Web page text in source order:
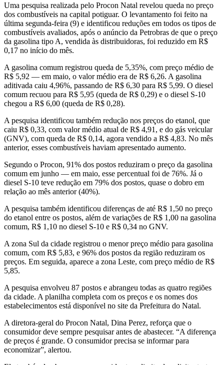
Uma pesquisa realizada pelo Procon Natal revelou queda no preço
dos combustíveis na capital potiguar. O levantamento foi feito na
última segunda-feira (9) e identificou reduções em todos os tipos de
combustíveis avaliados, após o anúncio da Petrobras de que o preço
da gasolina tipo A, vendida às distribuidoras, foi reduzido em R$
0,17 no início do mês.
A gasolina comum registrou queda de 5,35%, com preço médio de
R$ 5,92 — em maio, o valor médio era de R$ 6,26. A gasolina
aditivada caiu 4,96%, passando de R$ 6,30 para R$ 5,99. O diesel
comum recuou para R$ 5,95 (queda de R$ 0,29) e o diesel S-10
chegou a R$ 6,00 (queda de R$ 0,28).
A pesquisa identificou também redução nos preços do etanol, que
caiu R$ 0,33, com valor médio atual de R$ 4,91, e do gás veicular
(GNV), com queda de R$ 0,14, agora vendido a R$ 4,83. No mês
anterior, esses combustíveis haviam apresentado aumento.
Segundo o Procon, 91% dos postos reduziram o preço da gasolina
comum em junho — em maio, esse percentual foi de 76%. Já o
diesel S-10 teve redução em 79% dos postos, quase o dobro em
relação ao mês anterior (40%).
A pesquisa também identificou diferenças de até R$ 1,50 no preço
do etanol entre os postos, além de variações de R$ 1,00 na gasolina
comum, R$ 1,10 no diesel S-10 e R$ 0,34 no GNV.
A zona Sul da cidade registrou o menor preço médio para gasolina
comum, com R$ 5,83, e 96% dos postos da região reduziram os
preços. Em seguida, aparece a zona Leste, com preço médio de R$
5,85.
A pesquisa envolveu 87 postos e abrangeu todas as quatro regiões
da cidade. A planilha completa com os preços e os nomes dos
estabelecimentos está disponível no site da Prefeitura do Natal.
A diretora-geral do Procon Natal, Dina Perez, reforça que o
consumidor deve sempre pesquisar antes de abastecer. “A diferença
de preços é grande. O consumidor precisa se informar para
economizar”, alertou.